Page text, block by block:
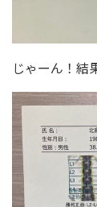
じゃーん！結